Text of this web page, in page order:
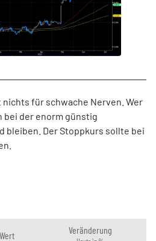
für schwache Nerven. Wer
bei der enorm günstig
bleiben. Der Stoppkurs sollte bei
Wert Veränderung